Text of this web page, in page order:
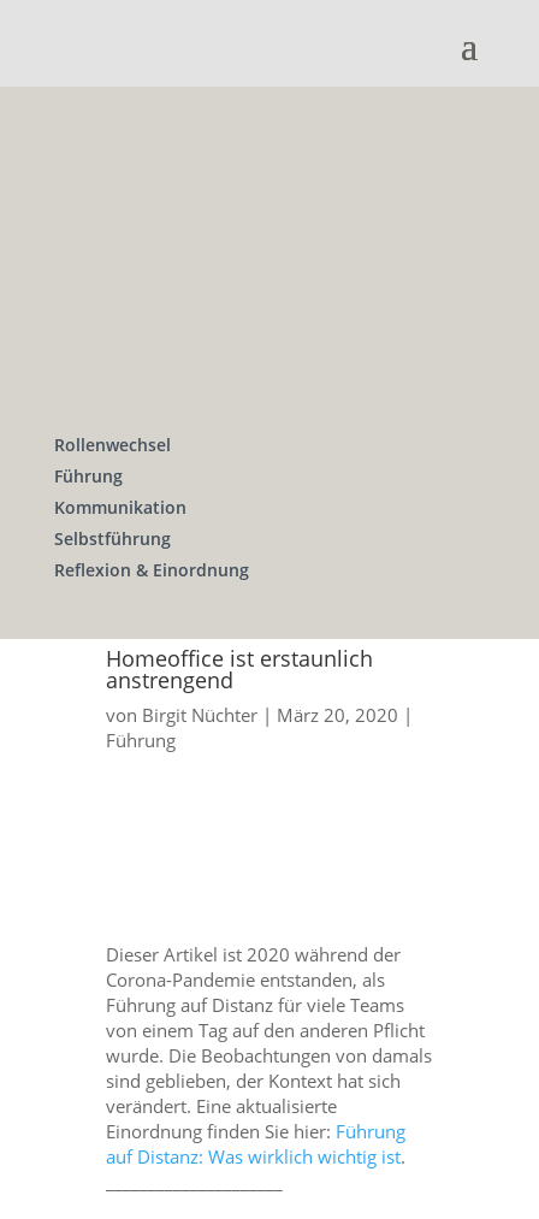
Rollenwechsel
Führung
Kommunikation
Selbstführung
Reflexion & Einordnung
Homeoffice ist erstaunlich
anstrengend
von Birgit Nüchter| März 20, 2020 |
Führung
Dieser Artikel ist 2020 während der
Corona-Pandemie entstanden, als
Führung auf Distanz für viele Teams
von einem Tag auf den anderen Pflicht
wurde. Die Beobachtungen von damals
sind geblieben, der Kontext hat sich
verändert. Eine aktualisierte
Einordnung finden Sie hier: Führung
auf Distanz: Was wirklich wichtig ist.